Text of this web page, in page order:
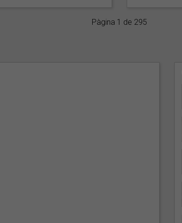
Pàgina 1 de 295